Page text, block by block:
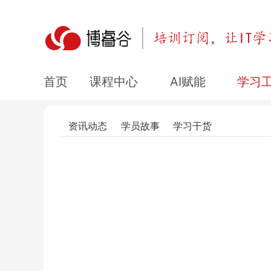
首页 课程中心 AI赋能 学习
资讯动态 学员故事 学习干货